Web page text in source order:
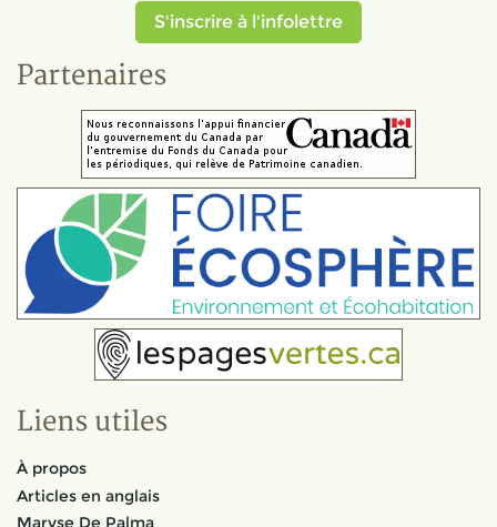
S'inscrire à l'infolettre
Partenaires
Liens utiles
À propos
Articles en anglais
Maryse De Palma